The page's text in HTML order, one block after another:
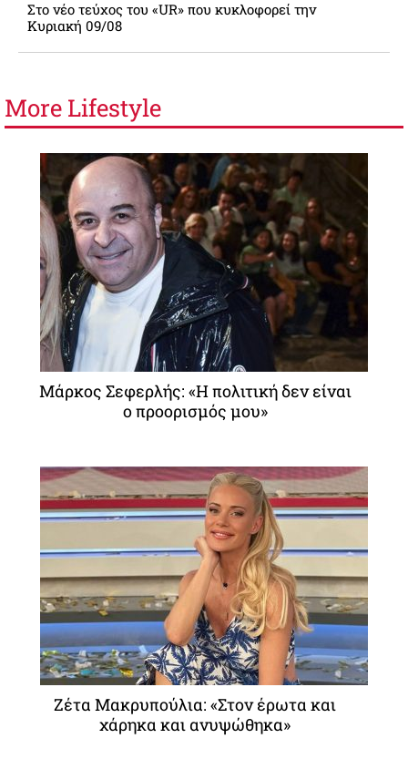
Στο νέο τεύχος του «UR» που κυκλοφορεί την
Κυριακή 09/08
More Lifestyle
Μάρκος Σεφερλής: «Η πολιτική δεν είναι
ο προορισμός μου»
Ζέτα Μακρυπούλια: «Στον έρωτα και
χάρηκα και ανυψώθηκα»